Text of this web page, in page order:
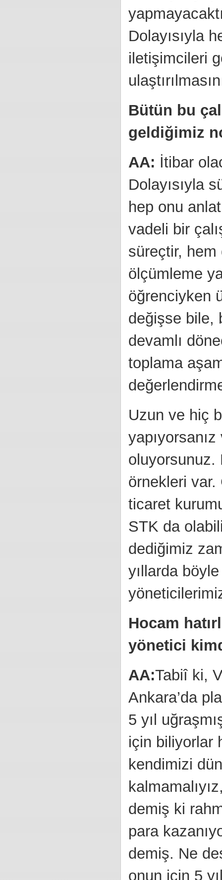
Dolayısıyla
iletişimcileri
Bütün bu
geldiğimiz
AA: İtibar
Dolayısıyla
hep onu
vadeli bir
süreçtir, hem
ölçümleme
öğrenciyken
değişse bile,
devamlı
toplama
Uzun ve hiç
oluyorsunuz.
örnekleri
ticaret
STK da
dediğimiz
yıllarda
Hocam
yönetici
AA:Tabiî ki,
Ankara’da
5 yıl
için biliyorlar
kendimizi
demiş ki
para
demiş. Ne
onun için 5